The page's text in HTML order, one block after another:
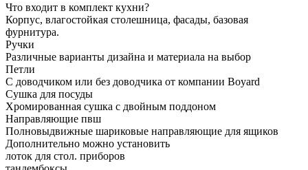
Что входит в комплект кухни?
Корпус, влагостойкая столешница, фасады, базовая
фурнитура.
Ручки
Различные варианты дизайна и материала на выбор
Петли
С доводчиком или без доводчика от компании Boyard
Сушка для посуды
Хромированная сушка с двойным поддоном
Направляющие пвш
Полновыдвижные шариковые направляющие для ящиков
Дополнительно можно установить
лоток для стол. приборов